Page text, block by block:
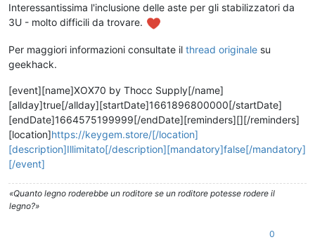
Interessantissima l'inclusione delle aste per gli stabilizzatori da
3U - molto difficili da trovare.
Per maggiori informazioni consultate il thread originale su
geekhack.
[event][name]XOX70 by Thocc Supply[/name]
[allday]true[/allday][startDate]1661896800000[/startDate]
[endDate]1664575199999[/endDate][reminders][][/reminders]
[location]https://keygem.store/[/location]
[description]Illimitato[/description][mandatory]false[/mandatory]
[/event]
«Quanto legno roderebbe un roditore se un roditore potesse rodere il
legno?»
0